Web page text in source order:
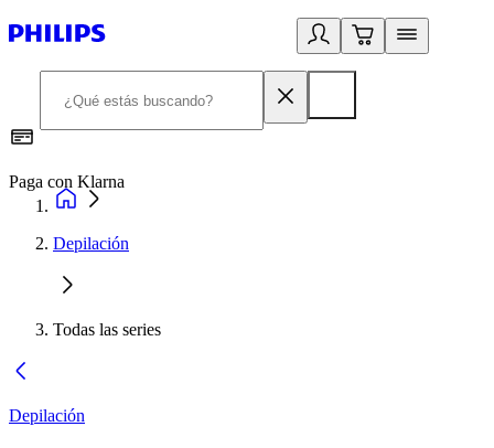
Paga con Klarna
Depilación
Todas las series
Depilación